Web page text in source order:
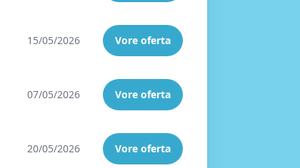
15/05/2026 Vore oferta
07/05/2026 Vore oferta
20/05/2026 Vore oferta